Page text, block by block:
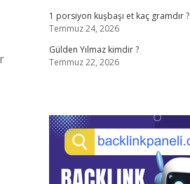
1 porsiyon kuşbaşı et kaç gramdır ?
Temmuz 24, 2026
Gülden Yılmaz kimdir ?
Temmuz 22, 2026